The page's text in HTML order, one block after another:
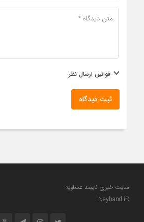
قوانین ارسال نظر
ثبت دیدگاه
سایت خبری نایبند عسلویه
Nayband.iR